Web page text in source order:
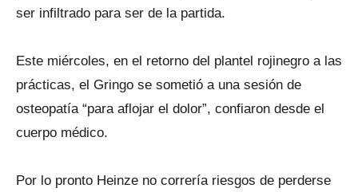
ser infiltrado para ser de la partida.
Este miércoles, en el retorno del plantel rojinegro a las
prácticas, el Gringo se sometió a una sesión de
osteopatía “para aflojar el dolor”, confiaron desde el
cuerpo médico.
Por lo pronto Heinze no correría riesgos de perderse